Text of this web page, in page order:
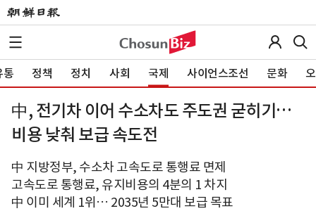
통 정책 정치 사회 국제 사이언스조선 문화
中, 전기차 이어 수소차도 주도권 굳히기…
비용 낮춰 보급 속도전
中 지방정부, 수소차 고속도로 통행료 면제
고속도로 통행료, 유지비용의 4분의 1 차지
中 이미 세계 1위… 2035년 5만대 보급 목표